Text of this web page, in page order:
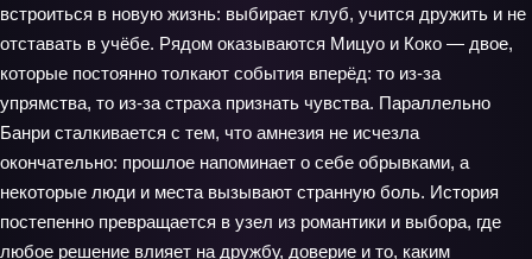
встроиться в новую жизнь: выбирает клуб, учится дружить и не
отставать в учёбе. Рядом оказываются Мицуо и Коко — двое,
которые постоянно толкают события вперёд: то из‑за
упрямства, то из‑за страха признать чувства. Параллельно
Банри сталкивается с тем, что амнезия не исчезла
окончательно: прошлое напоминает о себе обрывками, а
некоторые люди и места вызывают странную боль. История
постепенно превращается в узел из романтики и выбора, где
любое решение влияет на дружбу, доверие и то, каким